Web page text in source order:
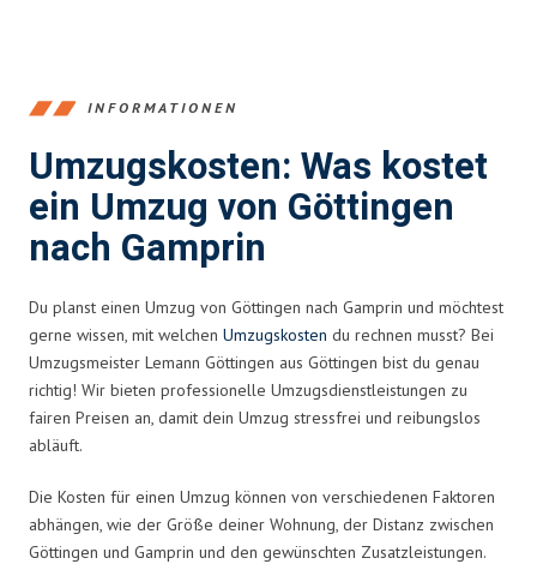
INFORMATIONEN
Umzugskosten: Was kostet
ein Umzug von Göttingen
nach Gamprin
Du planst einen Umzug von Göttingen nach Gamprin und möchtest
gerne wissen, mit welchen Umzugskosten du rechnen musst? Bei
Umzugsmeister Lemann Göttingen aus Göttingen bist du genau
richtig! Wir bieten professionelle Umzugsdienstleistungen zu
fairen Preisen an, damit dein Umzug stressfrei und reibungslos
abläuft.
Die Kosten für einen Umzug können von verschiedenen Faktoren
abhängen, wie der Größe deiner Wohnung, der Distanz zwischen
Göttingen und Gamprin und den gewünschten Zusatzleistungen.